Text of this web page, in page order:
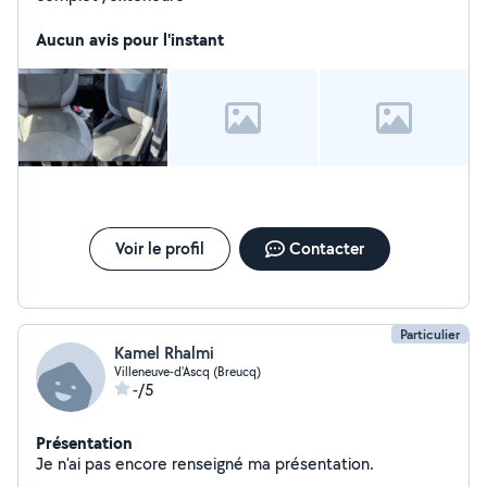
Aucun avis pour l'instant
Voir le profil Contacter
Particulier
Kamel Rhalmi
Villeneuve-d'Ascq (Breucq)
-/5
Présentation
Je n'ai pas encore renseigné ma présentation.